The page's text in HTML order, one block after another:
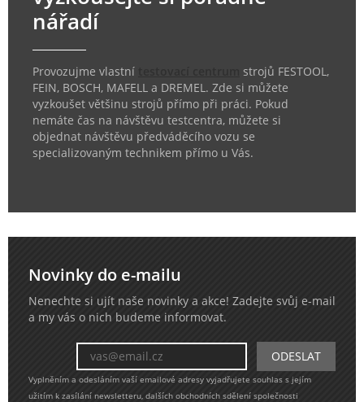
nářadí
Provozujme vlastní
strojů FESTOOL,
FEIN, BOSCH, MAFELL a DREMEL. Zde si můžete
vyzkoušet většinu strojů přímo při práci. Pokud
nemáte čas na návštěvu testcentra, můžete si
objednat návštěvu předváděcího vozu se
specializovaným technikem přímo u Vás.
Novinky do e-mailu
Nenechte si ujít naše novinky a akce! Zadejte svůj e-mail
a my vás o nich budeme informovat.
Vyplněním a odesláním vaší emailové adresy vyjadřujete souhlas s jejím
užitím k zasílání newsletteru, dalších obchodních sdělení společnosti